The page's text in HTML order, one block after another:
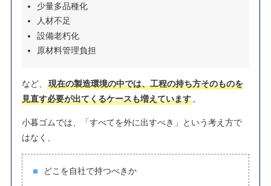
少量多品種化
人材不足
設備老朽化
原材料管理負担
など、現在の製造環境の中では、工程の持ち方そのものを
見直す必要が出てくるケースも増えています 。
小暮ゴムでは、「すべてを外に出すべき」という考え方で
はなく、
どこを自社で持つべきか